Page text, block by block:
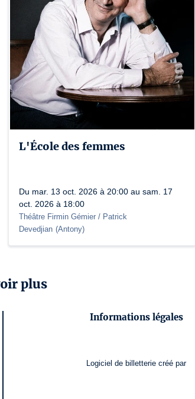
L'École des femmes
Du mar. 13 oct. 2026 à 20:00 au sam. 17
oct. 2026 à 18:00
Théâtre Firmin Gémier / Patrick
Devedjian (Antony)
plus
Informations légales
Logiciel de billetterie créé par